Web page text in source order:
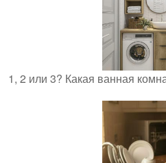
1, 2 или 3? Какая ванная